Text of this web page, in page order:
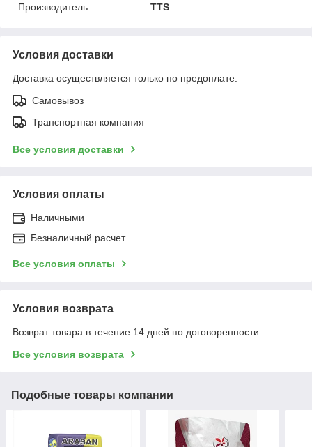
Производитель
TTS
Условия доставки
Доставка осуществляется только по предоплате.
Самовывоз
Транспортная компания
Все условия доставки
Условия оплаты
Наличными
Безналичный расчет
Все условия оплаты
Условия возврата
Возврат товара в течение 14 дней по договоренности
Все условия возврата
Подобные товары компании